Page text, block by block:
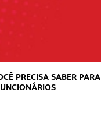
PRECISA SABER PARA